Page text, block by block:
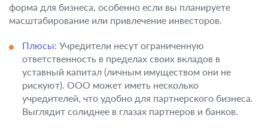
форма для бизнеса, особенно если вы планируете
масштабирование или привлечение инвесторов.
Плюсы: Учредители несут ограниченную
ответственность в пределах своих вкладов в
уставный капитал (личным имуществом они не
рискуют). ООО может иметь несколько
учредителей, что удобно для партнерского бизнеса.
Выглядит солиднее в глазах партнеров и банков.